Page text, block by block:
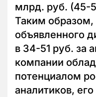
млрд. руб. (45-
Таким образом,
объявленного
в 34-51 руб. за
компании
потенциалом
аналитиков,